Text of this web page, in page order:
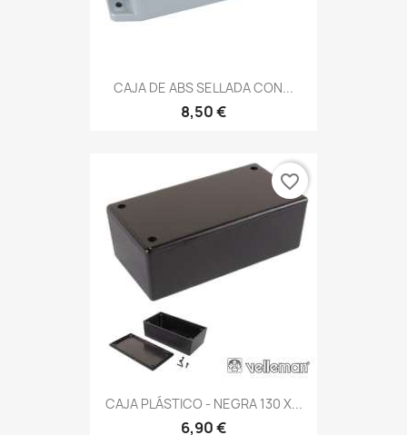
CAJA DE ABS SELLADA CON...
8,50 €
CAJA PLÁSTICO - NEGRA 130 X...
6,90 €
favorite_border